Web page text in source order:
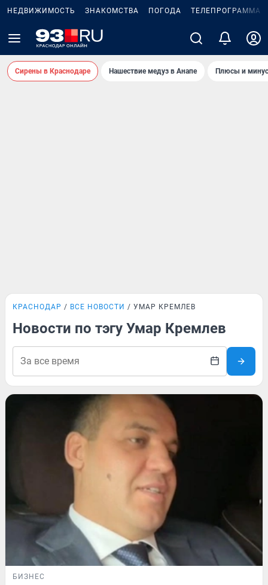
НЕДВИЖИМОСТЬ ЗНАКОМСТВА ПОГОДА ТЕЛЕПРОГРАММА
Сирены в Краснодаре Нашествие медуз в Анапе Плюсы и
КРАСНОДАР ВСЕ НОВОСТИ УМАР КРЕМЛЕВ
Новости по тэгу Умар Кремлев
БИЗНЕС